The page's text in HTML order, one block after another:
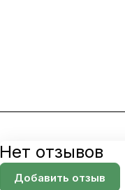
Нет отзывов
Добавить отзыв